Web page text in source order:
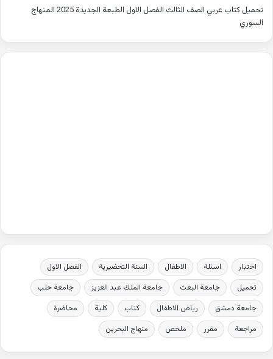
تحميل كتاب عربي الصف الثالث الفصل الاول الطبعة الجديدة 2025 المنهاج
السوري
اختبار اسئلة الاطفال السنة التحضيرية
الفصل الاول
تحميل
جامعة البعث جامعة الملك عبد العزيز
جامعة حلب
جامعة دمشق
رياض الاطفال كتاب كلية
محاضرة
مراجعة
مقرر ملخص منهاج البحرين